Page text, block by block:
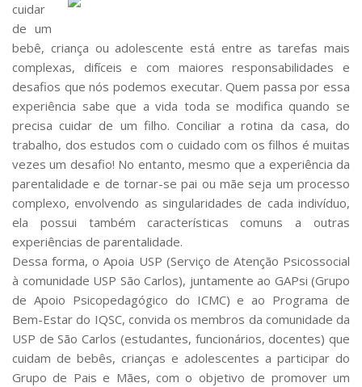
Pessoas
Localização
Serviços
Biblioteca
Administrativo e Financeiro
Segurança e Acessos
Obras e Manutenção
Transporte, Moradia e Alimentação
Promoção Social
Saúde Mental
Esporte, Arte e Cultura
Resíduos Químicos
Creche e Pré-Escola
cuidar
de um
bebê, criança ou adolescente está entre as tarefas mais
complexas, difíceis e com maiores responsabilidades e
desafios que nós podemos executar. Quem passa por essa
experiência sabe que a vida toda se modifica quando se
precisa cuidar de um filho. Conciliar a rotina da casa, do
trabalho, dos estudos com o cuidado com os filhos é muitas
vezes um desafio! No entanto, mesmo que a experiência da
parentalidade e de tornar-se pai ou mãe seja um processo
complexo, envolvendo as singularidades de cada indivíduo,
ela possui também características comuns a outras
experiências de parentalidade.
Dessa forma, o Apoia USP (Serviço de Atenção Psicossocial
à comunidade USP São Carlos), juntamente ao GAPsi (Grupo
de Apoio Psicopedagógico do ICMC) e ao Programa de
Bem-Estar do IQSC, convida os membros da comunidade da
USP de São Carlos (estudantes, funcionários, docentes) que
cuidam de bebês, crianças e adolescentes a participar do
Grupo de Pais e Mães, com o objetivo de promover um